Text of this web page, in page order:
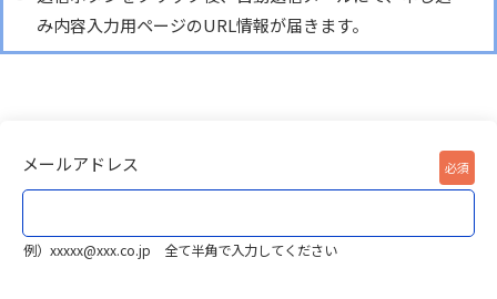
み内容入力用ページのURL情報が届きます。
メールアドレス
例）xxxxx@xxx.co.jp 全て半角で入力してください